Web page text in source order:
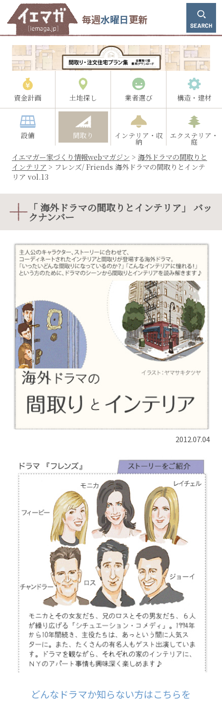
毎週水曜日更新
資金計画 土地探し 業者選び 構造・建材
設備 間取り インテリア・収
納
エクステリア・
庭
イエマガー家づくり情報webマガジン > 海外ドラマの間取りと
インテリア > フレンズ/ Friends 海外ドラマの間取りとインテ
リア vol.13
「 海外ドラマの間取りとインテリア」 バッ
クナンバー
2012.07.04
どんなドラマか知らない方はこちらを